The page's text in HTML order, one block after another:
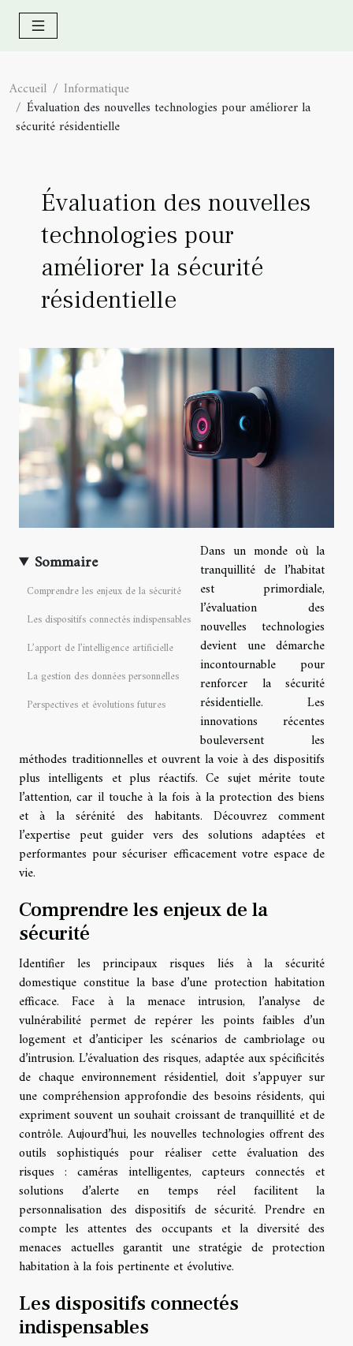
Accueil
Informatique
Évaluation des nouvelles technologies pour améliorer la
sécurité résidentielle
Évaluation des nouvelles
technologies pour
améliorer la sécurité
résidentielle
Sommaire
Comprendre les enjeux de la sécurité
Les dispositifs connectés indispensables
L’apport de l’intelligence artificielle
La gestion des données personnelles
Perspectives et évolutions futures
Dans un monde où la
tranquillité de l’habitat
est primordiale,
l’évaluation des
nouvelles technologies
devient une démarche
incontournable pour
renforcer la sécurité
résidentielle. Les
innovations récentes
bouleversent les
méthodes traditionnelles et ouvrent la voie à des dispositifs
plus intelligents et plus réactifs. Ce sujet mérite toute
l’attention, car il touche à la fois à la protection des biens
et à la sérénité des habitants. Découvrez comment
l’expertise peut guider vers des solutions adaptées et
performantes pour sécuriser efficacement votre espace de
vie.
Comprendre les enjeux de la
sécurité
Identifier les principaux risques liés à la sécurité
domestique constitue la base d’une protection habitation
efficace. Face à la menace intrusion, l’analyse de
vulnérabilité permet de repérer les points faibles d’un
logement et d’anticiper les scénarios de cambriolage ou
d’intrusion. L’évaluation des risques, adaptée aux spécificités
de chaque environnement résidentiel, doit s’appuyer sur
une compréhension approfondie des besoins résidents, qui
expriment souvent un souhait croissant de tranquillité et de
contrôle. Aujourd’hui, les nouvelles technologies offrent des
outils sophistiqués pour réaliser cette évaluation des
risques : caméras intelligentes, capteurs connectés et
solutions d’alerte en temps réel facilitent la
personnalisation des dispositifs de sécurité. Prendre en
compte les attentes des occupants et la diversité des
menaces actuelles garantit une stratégie de protection
habitation à la fois pertinente et évolutive.
Les dispositifs connectés
indispensables